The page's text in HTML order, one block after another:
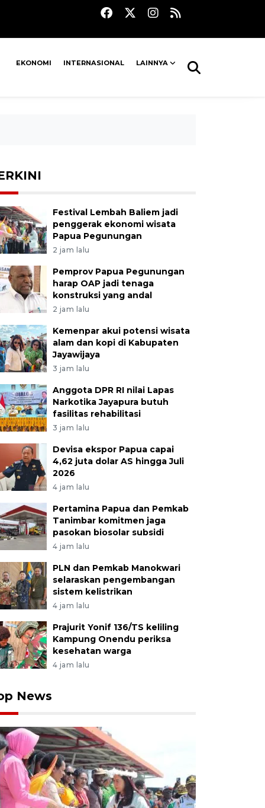
EKONOMI INTERNASIONAL LAINNYA
Festival Lembah Baliem jadi
penggerak ekonomi wisata
Papua Pegunungan
2 jam lalu
Pemprov Papua Pegunungan
harap OAP jadi tenaga
konstruksi yang andal
2 jam lalu
Kemenpar akui potensi wisata
alam dan kopi di Kabupaten
Jayawijaya
3 jam lalu
Anggota DPR RI nilai Lapas
Narkotika Jayapura butuh
fasilitas rehabilitasi
3 jam lalu
Devisa ekspor Papua capai
4,62 juta dolar AS hingga Juli
2026
4 jam lalu
Pertamina Papua dan Pemkab
Tanimbar komitmen jaga
pasokan biosolar subsidi
4 jam lalu
PLN dan Pemkab Manokwari
selaraskan pengembangan
sistem kelistrikan
4 jam lalu
Prajurit Yonif 136/TS keliling
Kampung Onendu periksa
kesehatan warga
4 jam lalu
News